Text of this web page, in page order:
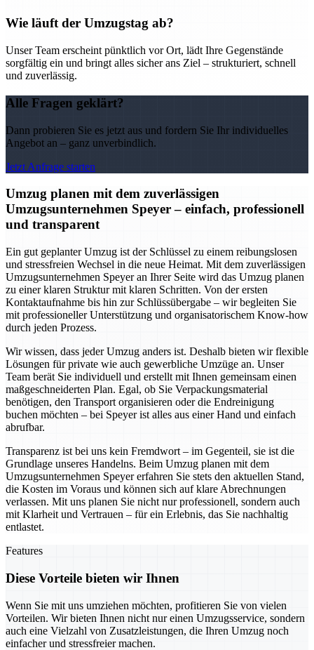
Wie läuft der Umzugstag ab?
Unser Team erscheint pünktlich vor Ort, lädt Ihre Gegenstände
sorgfältig ein und bringt alles sicher ans Ziel – strukturiert, schnell
und zuverlässig.
Alle Fragen geklärt?
Dann probieren Sie es jetzt aus und fordern Sie Ihr individuelles
Angebot an – ganz unverbindlich.
Jetzt Anfrage starten
Umzug planen mit dem zuverlässigen
Umzugsunternehmen Speyer – einfach, professionell
und transparent
Ein gut geplanter Umzug ist der Schlüssel zu einem reibungslosen
und stressfreien Wechsel in die neue Heimat. Mit dem zuverlässigen
Umzugsunternehmen Speyer an Ihrer Seite wird das Umzug planen
zu einer klaren Struktur mit klaren Schritten. Von der ersten
Kontaktaufnahme bis hin zur Schlüssübergabe – wir begleiten Sie
mit professioneller Unterstützung und organisatorischem Know-how
durch jeden Prozess.
Wir wissen, dass jeder Umzug anders ist. Deshalb bieten wir flexible
Lösungen für private wie auch gewerbliche Umzüge an. Unser
Team berät Sie individuell und erstellt mit Ihnen gemeinsam einen
maßgeschneiderten Plan. Egal, ob Sie Verpackungsmaterial
benötigen, den Transport organisieren oder die Endreinigung
buchen möchten – bei Speyer ist alles aus einer Hand und einfach
abrufbar.
Transparenz ist bei uns kein Fremdwort – im Gegenteil, sie ist die
Grundlage unseres Handelns. Beim Umzug planen mit dem
Umzugsunternehmen Speyer erfahren Sie stets den aktuellen Stand,
die Kosten im Voraus und können sich auf klare Abrechnungen
verlassen. Mit uns planen Sie nicht nur professionell, sondern auch
mit Klarheit und Vertrauen – für ein Erlebnis, das Sie nachhaltig
entlastet.
Features
Diese Vorteile bieten wir Ihnen
Wenn Sie mit uns umziehen möchten, profitieren Sie von vielen
Vorteilen. Wir bieten Ihnen nicht nur einen Umzugsservice, sondern
auch eine Vielzahl von Zusatzleistungen, die Ihren Umzug noch
einfacher und stressfreier machen.